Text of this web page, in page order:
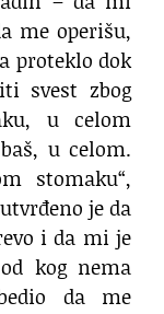
me operišu,
proteklo dok
svest zbog
u celom
u celom.
stomaku“,
je da
i da mi je
kog nema
da me